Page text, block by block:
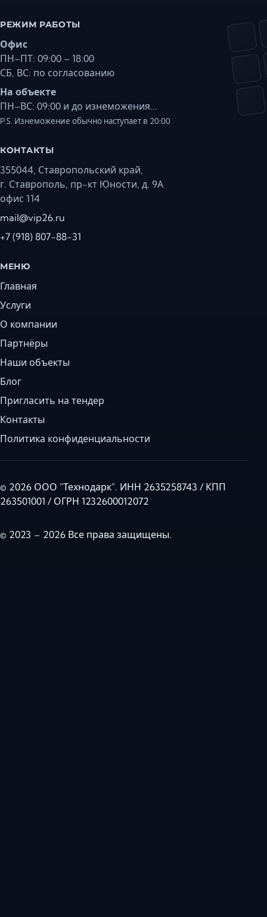
РЕЖИМ РАБОТЫ
Офис
ПН–ПТ: 09:00 – 18:00
СБ, ВС: по согласованию
На объекте
ПН–ВС: 09:00 и до изнеможения...
P.S. Изнеможение обычно наступает в 20:00
КОНТАКТЫ
355044, Ставропольский край,
г. Ставрополь, пр-кт Юности, д. 9А
офис 114
mail@vip26.ru
+7 (918) 807-88-31
МЕНЮ
Главная
Услуги
О компании
Партнёры
Наши объекты
Блог
Пригласить на тендер
Контакты
Политика конфиденциальности
© 2026 ООО "Технодарк". ИНН 2635258743 / КПП
263501001 / ОГРН 1232600012072
© 2023 – 2026 Все права защищены.